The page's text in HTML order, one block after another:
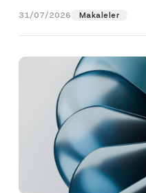
31/07/2026 Makaleler